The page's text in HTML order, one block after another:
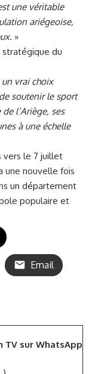
une véritable
ariégeoise,
»
stratégique du
un vrai choix
soutenir le sport
l’Ariège, ses
à une échelle
vers le 7 juillet
une nouvelle fois
un département
populaire et
Email
TV sur WhatsApp